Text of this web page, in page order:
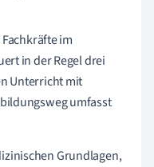
im
in der Regel drei
Unterricht mit
umfasst
Grundlagen,